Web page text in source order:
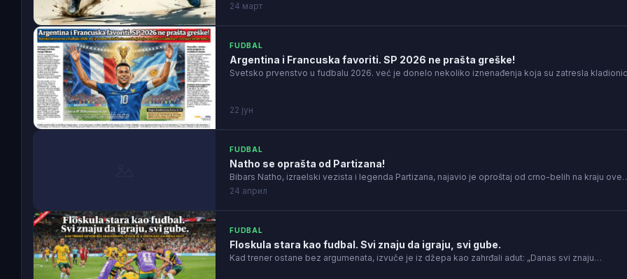
24 март
FUDBAL
Argentina i Francuska favoriti. SP 2026 ne prašta greške!
Svetsko prvenstvo u fudbalu 2026. već je donelo nekoliko iznenađenja koja su zatresla
22 јун
FUDBAL
Natho se oprašta od Partizana!
Bibars Natho, izraelski vezista i legenda Partizana, najavio je oproštaj od crno-belih na kraju
24 април
FUDBAL
Floskula stara kao fudbal. Svi znaju da igraju, svi gube.
Kad trener ostane bez argumenata, izvuče je iz džepa kao zahrđali adut: „Danas svi znaju…